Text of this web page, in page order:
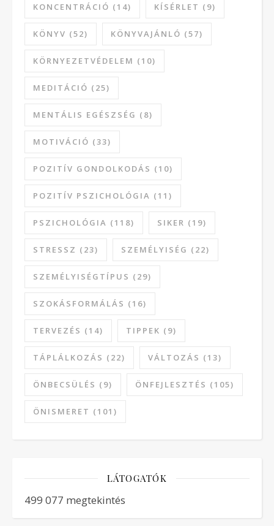
KONCENTRÁCIÓ (14) KÍSÉRLET (9)
KÖNYV (52) KÖNYVAJÁNLÓ (57)
KÖRNYEZETVÉDELEM (10)
MEDITÁCIÓ (25)
MENTÁLIS EGÉSZSÉG (8)
MOTIVÁCIÓ (33)
POZITÍV GONDOLKODÁS (10)
POZITÍV PSZICHOLÓGIA (11)
PSZICHOLÓGIA (118) SIKER (19)
STRESSZ (23) SZEMÉLYISÉG (22)
SZEMÉLYISÉGTÍPUS (29)
SZOKÁSFORMÁLÁS (16)
TERVEZÉS (14) TIPPEK (9)
TÁPLÁLKOZÁS (22) VÁLTOZÁS (13)
ÖNBECSÜLÉS (9) ÖNFEJLESZTÉS (105)
ÖNISMERET (101)
LÁTOGATÓK
499 077 megtekintés